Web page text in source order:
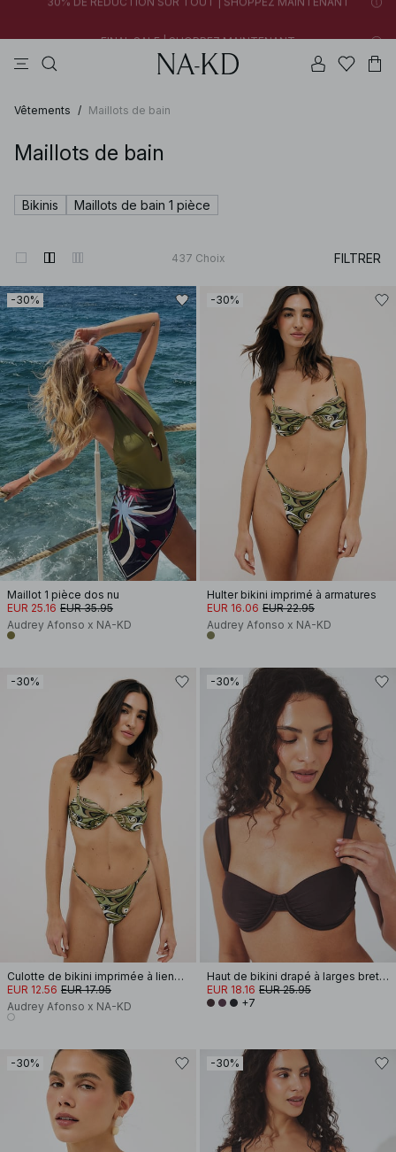
FINAL SALE | SHOPPEZ MAINTENANT
30% DE RÉDUCTION SUR TOUT | SHOPPEZ MAINTENANT
Vêtements / Maillots de bain
Maillots de bain
Bikinis Maillots de bain 1 pièce
437 Choix FILTRER
-30%
Maillot 1 pièce dos nu
EUR 25.16 EUR 35.95
Audrey Afonso x NA-KD
-30%
Hulter bikini imprimé à armatures
EUR 16.06 EUR 22.95
Audrey Afonso x NA-KD
-30%
Culotte de bikini imprimée à liens à nouer
EUR 12.56 EUR 17.95
Audrey Afonso x NA-KD
-30%
Haut de bikini drapé à larges bretelles
EUR 18.16 EUR 25.95
+7
-30% -30%